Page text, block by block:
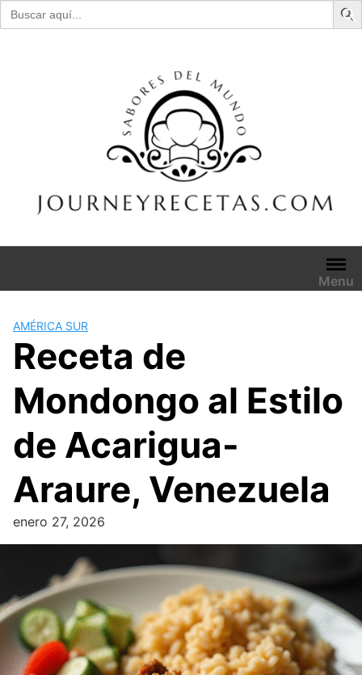
Buscar:
Menu
AMÉRICA SUR
Receta de
Mondongo al Estilo
de Acarigua-
Araure, Venezuela
enero 27, 2026